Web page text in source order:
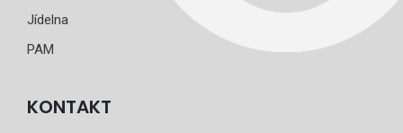
Jídelna
PAM
KONTAKT